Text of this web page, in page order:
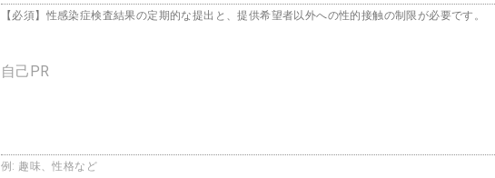
【必須】性感染症検査結果の定期的な提出と、提供希望者以外への性的接触の制限が必要です。
自己PR
例: 趣味、性格など